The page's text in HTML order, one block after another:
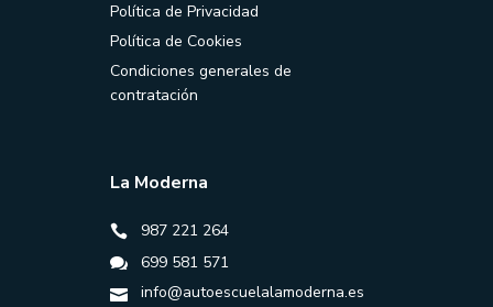
Política de Privacidad
Política de Cookies
Condiciones generales de
contratación
La Moderna
987 221 264
699 581 571
info@autoescuelalamoderna.es